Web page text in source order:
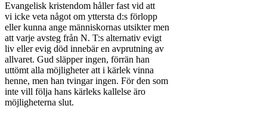
Evangelisk kristendom håller fast vid att
vi icke veta något om yttersta d:s förlopp
eller kunna ange människornas utsikter men
att varje avsteg från N. T:s alternativ evigt
liv eller evig död innebär en avprutning av
allvaret. Gud släpper ingen, förrän han
uttömt alla möjligheter att i kärlek vinna
henne, men han tvingar ingen. För den som
inte vill följa hans kärleks kallelse äro
möjligheterna slut.